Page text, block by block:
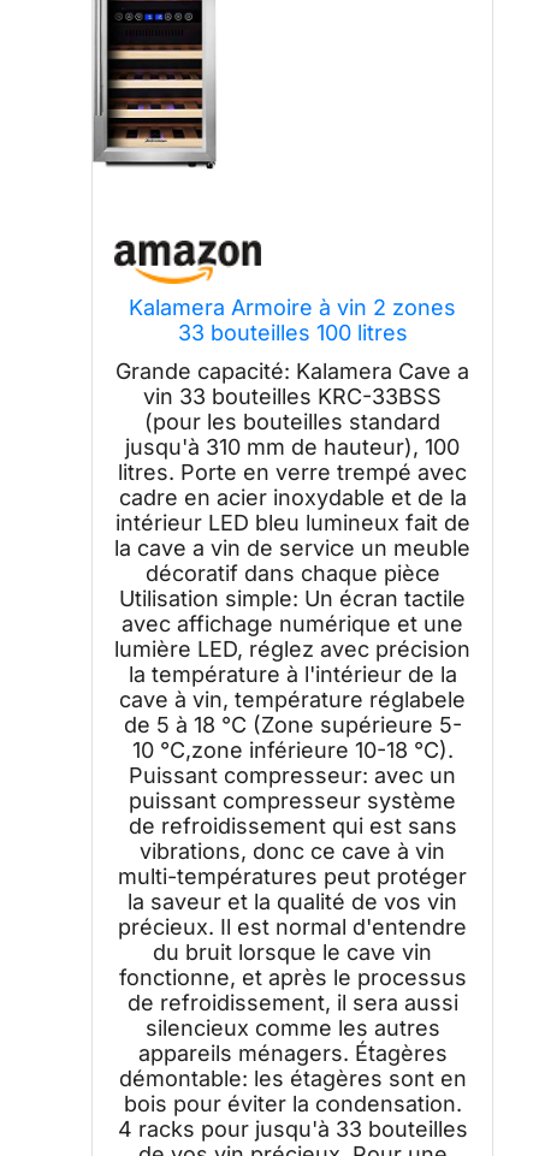
Kalamera Armoire à vin 2 zones
33 bouteilles 100 litres
Grande capacité: Kalamera Cave a
vin 33 bouteilles KRC-33BSS
(pour les bouteilles standard
jusqu'à 310 mm de hauteur), 100
litres. Porte en verre trempé avec
cadre en acier inoxydable et de la
intérieur LED bleu lumineux fait de
la cave a vin de service un meuble
décoratif dans chaque pièce
Utilisation simple: Un écran tactile
avec affichage numérique et une
lumière LED, réglez avec précision
la température à l'intérieur de la
cave à vin, température réglabele
de 5 à 18 °C (Zone supérieure 5-
10 °C,zone inférieure 10-18 °C).
Puissant compresseur: avec un
puissant compresseur système
de refroidissement qui est sans
vibrations, donc ce cave à vin
multi-températures peut protéger
la saveur et la qualité de vos vin
précieux. Il est normal d'entendre
du bruit lorsque le cave vin
fonctionne, et après le processus
de refroidissement, il sera aussi
silencieux comme les autres
appareils ménagers. Étagères
démontable: les étagères sont en
bois pour éviter la condensation.
4 racks pour jusqu'à 33 bouteilles